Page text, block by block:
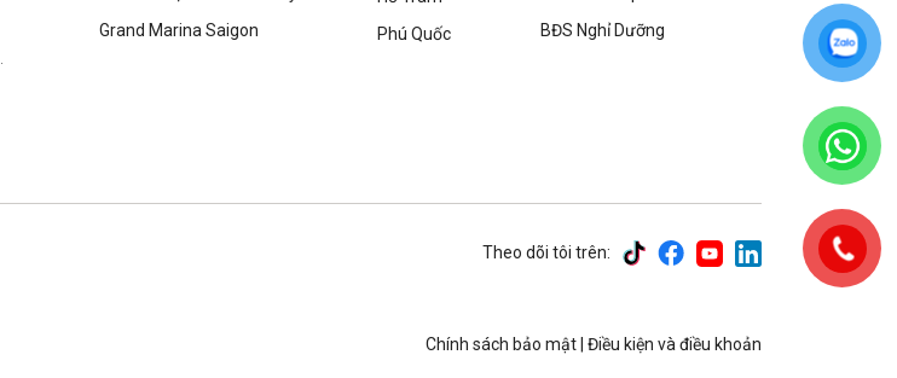
Grand Marina Saigon
Phú Quốc
BĐS Nghỉ Dưỡng
Theo dõi tôi trên:
Chính sách bảo mật| Điều kiện và điều khoản